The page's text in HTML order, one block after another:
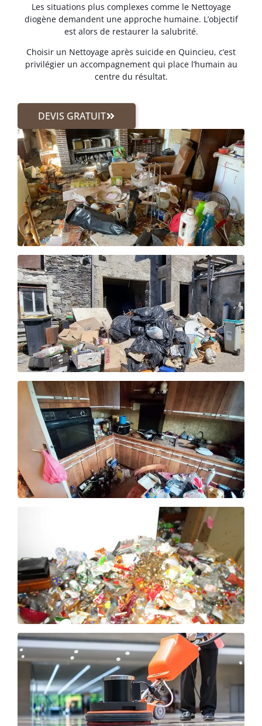
Les situations plus complexes comme le Nettoyage
diogène demandent une approche humaine. L’objectif
est alors de restaurer la salubrité.
Choisir un Nettoyage après suicide en Quincieu, c’est
privilégier un accompagnement qui place l’humain au
centre du résultat.
DEVIS GRATUIT